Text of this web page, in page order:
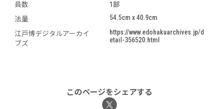
員数
1部
法量
54.5cm x 40.9cm
江戸博デジタルアーカイ
ブズ
https://www.edohakuarchives.jp/d
etail-356520.html
このページをシェアする